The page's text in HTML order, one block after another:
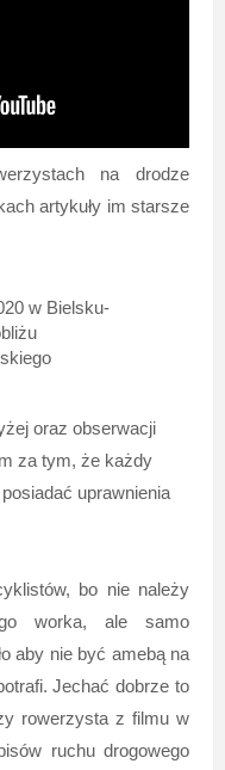
na drodze
artykuły im starsze
w Bielsku-
oraz obserwacji
za tym, że każdy
uprawnienia
bo nie należy
worka, ale samo
aby nie być amebą na
Jechać dobrze to
rowerzysta z filmu w
ruchu drogowego